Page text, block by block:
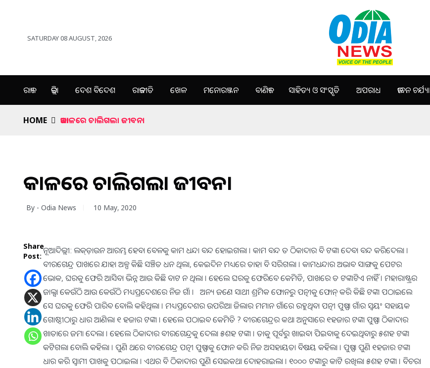
SATURDAY 08 AUGUST, 2026
ରାଜ୍ୟ ଜିଲ୍ଲା ଦେଶ ବିଦେଶ ରାଜନୀତି ଖେଳ ମନୋରଞ୍ଜନ ବାଣିଜ୍ୟ ସାହିତ୍ୟ ଓ ସଂସ୍କୃତି ଅପରାଧ ଜୀବନ ଚର୍ଯ୍ୟା
HOME ଆକାଳରେ ଚାଲିଗଲା ଜୀବନ।
ଆକାଳରେ ଚାଲିଗଲା ଜୀବନ।
By - Odia News 10 May, 2020
Share
Post:
ନୂଆଦିଲ୍ଲୀ: ଲକ୍ଡ଼ାଉନ ଆରମ୍ଭ ହେବା ବେଳକୁ କାମ ଧନ୍ଦା ବନ୍ଦ ହୋଇଗଲା । କାମ ବନ୍ଦ ତ ଠିକାଦାର ବି ଟଙ୍କା ଦେବା ବନ୍ଦ କରିଦେଲା ।
ବୀରଗେନ୍ଦ୍ର ପାଖରେ ଯାହା ଅଳ୍ପ କିଛି ସଞ୍ଚିତ ଧନ ଥିଲା, କେଇଦିନ ମଧ୍ୟରେ ତାହା ବି ସରିଗଲା । କାମଧନ୍ଦାର ଅଭାବ ସାଙ୍ଗକୁ ପେଟର
ଭୋକ, ଘରକୁ ଫେରି ଆସିବା ଭିନ୍ନ ଆଉ କିଛି ବାଟ ନ ଥିଲା । ହେଲେ ଘରକୁ ଫେରିବେ କେମିତି, ପାଖରେ ତ ଟଙ୍କାଟିଏ ନାହିଁ । ମହାରାଷ୍ଟ୍ରର
ଜାଲ୍ସା କେଉଁଠି ଆଉ କେଉଁଠି ମଧ୍ୟପ୍ରଦେଶରେ ନିଜ ଗାଁ । ଅନ୍ୟ ଜଣେ ସାଥୀ ଶ୍ରମିକ ଫୋନରୁ ପତ୍ନୀକୁ ଫୋନ୍ କରି କିଛି ଟଙ୍କା ପଠାଇଲେ
ସେ ଘରକୁ ଫେରି ପାରିବ ବୋଲି କହିଥିଲା । ମଧ୍ୟପ୍ରଦେଶର ଉପରିଆ ଜିଲାର ମମାନ ଗାଁରେ ରହୁଥିବା ପତ୍ନୀ ପୁଷ୍ପା ଗାଁର ସ୍ବୟଂ ସହାୟକ
ଗୋଷ୍ଠୀଠାରୁ ଧାର ଆଣିଲା ୧ ହଜାର ଟଙ୍କା । ହେଲେ ପଠାଇବ କେମିତି ? ବୀରଗେନ୍ଦ୍ରର କଥା ଅନୁସାରେ ୧ହଜାର ଟଙ୍କା ପୁଷ୍ପା ଠିକାଦାର
ଖାତାରେ ଜମା ଦେଲା । ହେଲେ ଠିକାଦାର ବୀରଗେନ୍ଦ୍ରକୁ ଦେଲା ୫ଶହ ଟଙ୍କା । ତାକୁ ପୂର୍ବରୁ ଖାଇବା ପିଇବାକୁ ଦେଇଥିବାରୁ ୫ଶହ ଟଙ୍କା
କଟିଗଲା ବୋଲି କହିଲା । ପୁଣି ଥରେ ବୀରଗେନ୍ଦ୍ର ପତ୍ନୀ ପୁଷ୍ପାକୁ ଫୋନ କରି ନିଜ ଅସହାୟତା ବିଷୟ କହିଲା । ପୁଷ୍ପା ପୁଣି ୧ହଜାର ଟଙ୍କା
ଧାର କରି ସ୍ବାମୀ ପାଖକୁ ପଠାଇଲା । ଏଥର ବି ଠିକାଦାର ପୁଣି ସେଇକଥା ଦୋହରାଇଲା । ୧୦୦୦ ଟଙ୍କାରୁ କାଟି ରଖିଲା ୫ଶହ ଟଙ୍କା । ବିଚରା